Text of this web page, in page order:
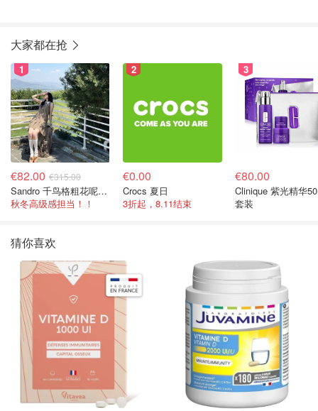
大家都在抢
1
€82.00 €315.00
Sandro 千鸟格粗花呢连衣裙
秋冬高级感担当！！
2
€0.00
Crocs 夏日
3折起，8.11结束
3
€80.00
Clinique 紫光精华
套装
猜你喜欢